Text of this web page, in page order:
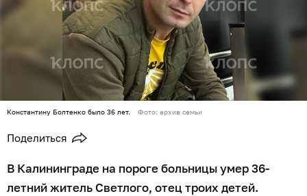
Константину Болтенко было 36 лет. Фото: архив семьи
Поделиться
В Калининграде на пороге больницы умер 36-
летний житель Светлого, отец троих детей.